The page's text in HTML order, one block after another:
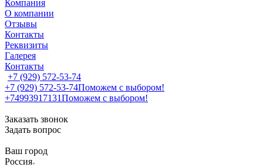
Компания
О компании
Отзывы
Контакты
Реквизиты
Галерея
Контакты
+7 (929) 572-53-74
+7 (929) 572-53-74Поможем с выбором!
+74993917131Поможем с выбором!
Заказать звонок
Задать вопрос
Ваш город
Россия